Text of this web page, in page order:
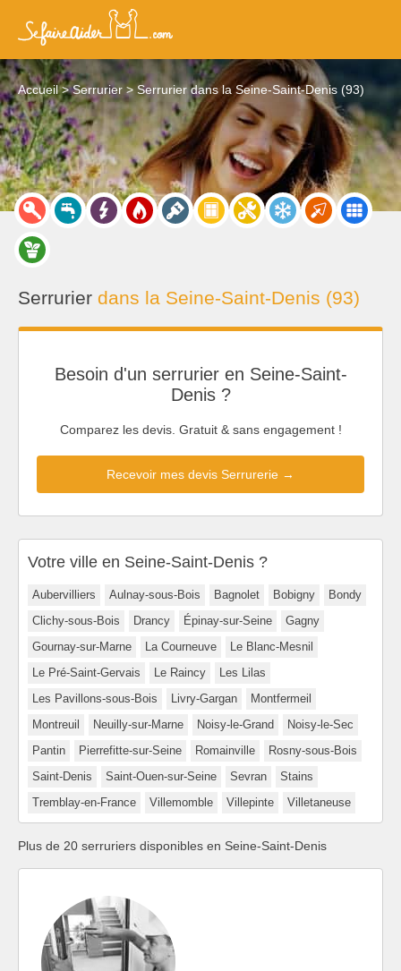
Accueil Serrurier Serrurier dans la Seine-Saint-Denis (93)
Serrurier dans la Seine-Saint-Denis (93)
Besoin d'un serrurier en Seine-Saint-
Denis ?
Comparez les devis. Gratuit & sans engagement !
Recevoir mes devis Serrurerie →
Votre ville en Seine-Saint-Denis ?
Aubervilliers Aulnay-sous-Bois Bagnolet Bobigny
Bondy
Clichy-sous-Bois
Drancy Épinay-sur-Seine
Gagny
Gournay-sur-Marne
La Courneuve
Le Blanc-Mesnil
Le Pré-Saint-Gervais
Le Raincy
Les Lilas
Les Pavillons-sous-Bois
Livry-Gargan
Montfermeil
Montreuil
Neuilly-sur-Marne Noisy-le-Grand
Noisy-le-Sec
Pantin
Pierrefitte-sur-Seine Romainville
Rosny-sous-Bois
Saint-Denis
Saint-Ouen-sur-Seine Sevran
Stains
Tremblay-en-France
Villemomble Villepinte Villetaneuse
Plus de 20 serruriers disponibles en Seine-Saint-Denis